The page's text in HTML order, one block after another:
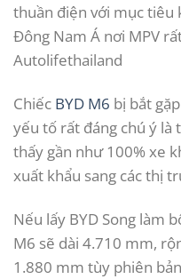
thuần điện với mục tiêu
Đông Nam Á nơi MPV
Autolifethailand
Chiếc BYD M6 bị bắt
yếu tố rất đáng chú ý là
thấy gần như 100% xe
xuất khẩu sang các thị
Nếu lấy BYD Song làm
M6 sẽ dài 4.710 mm,
1.880 mm tùy phiên